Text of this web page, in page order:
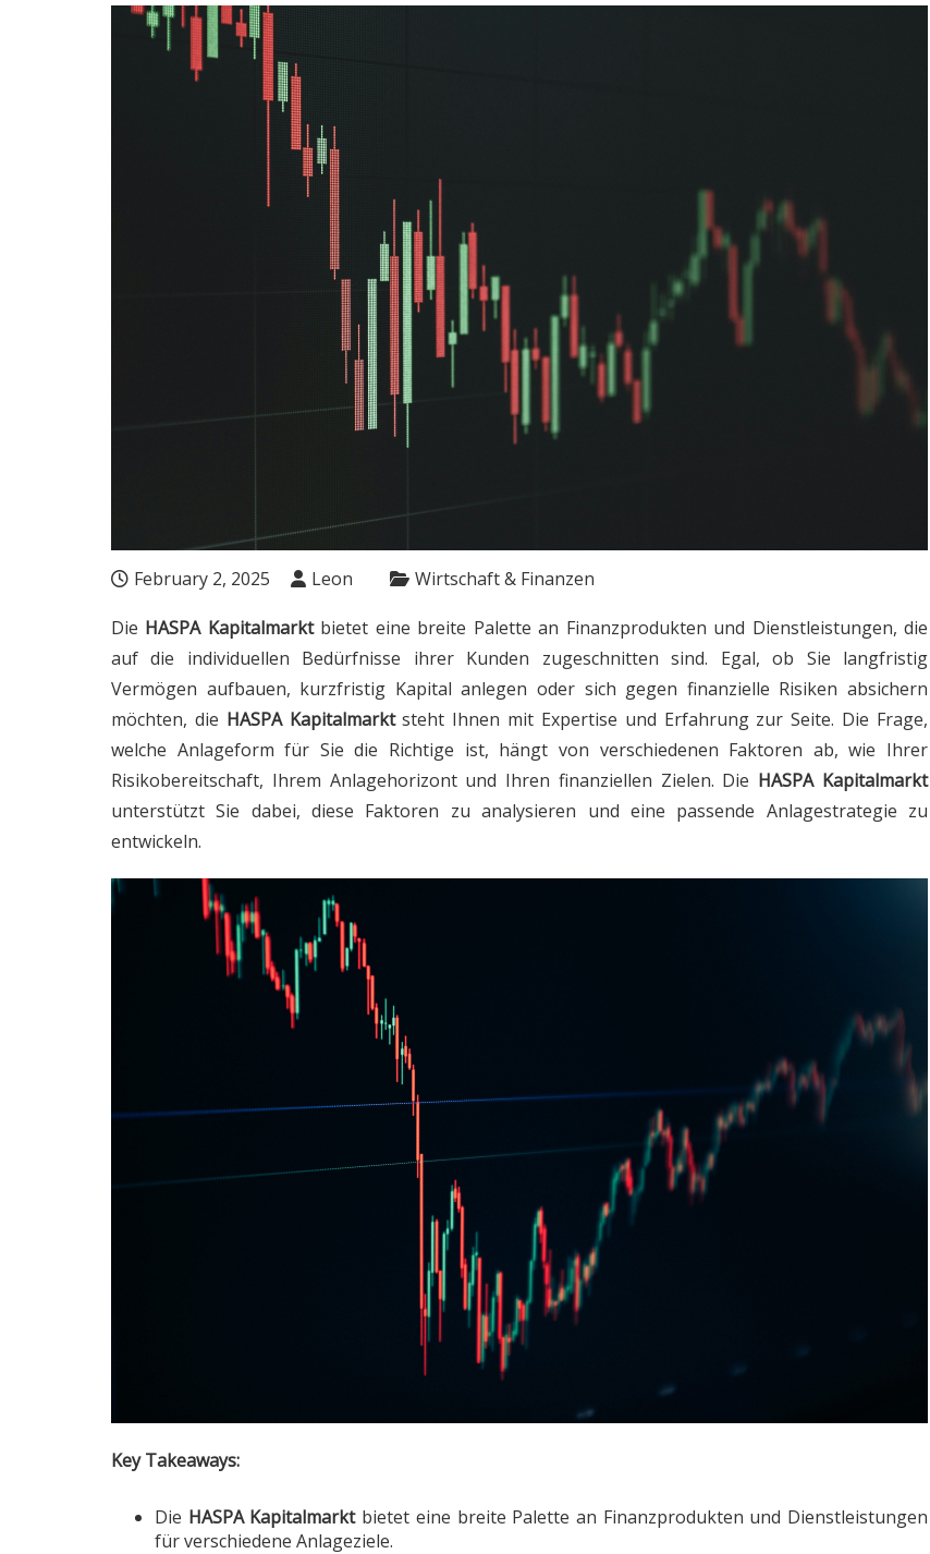
February 2, 2025 Leon Wirtschaft & Finanzen
Die HASPA Kapitalmarktbietet eine breite Palette an Finanzprodukten und Dienstleistungen, die
auf die individuellen Bedürfnisse ihrer Kunden zugeschnitten sind. Egal, ob Sie langfristig
Vermögen aufbauen, kurzfristig Kapital anlegen oder sich gegen finanzielle Risiken absichern
möchten, die HASPA Kapitalmarktsteht Ihnen mit Expertise und Erfahrung zur Seite. Die Frage,
welche Anlageform für Sie die Richtige ist, hängt von verschiedenen Faktoren ab, wie Ihrer
Risikobereitschaft, Ihrem Anlagehorizont und Ihren finanziellen Zielen. Die HASPA Kapitalmarkt
unterstützt Sie dabei, diese Faktoren zu analysieren und eine passende Anlagestrategie zu
entwickeln.
Key Takeaways:
Die HASPA Kapitalmarktbietet eine breite Palette an Finanzprodukten und Dienstleistungen
für verschiedene Anlageziele.